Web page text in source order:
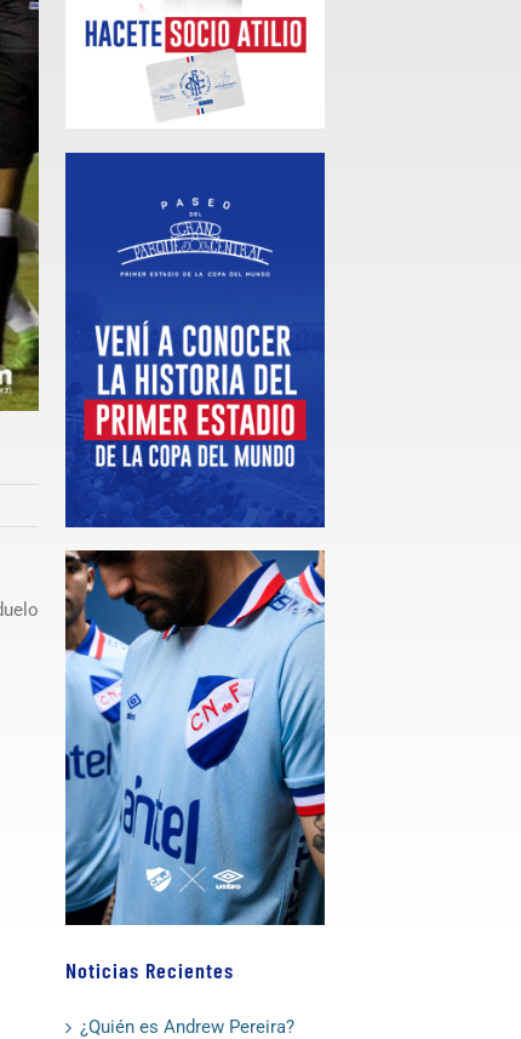
Noticias Recientes
¿Quién es Andrew Pereira?